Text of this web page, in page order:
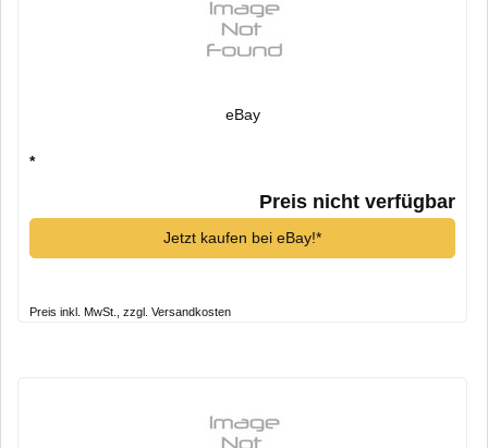
eBay
*
Preis nicht verfügbar
Jetzt kaufen bei eBay!*
Preis inkl. MwSt., zzgl. Versandkosten